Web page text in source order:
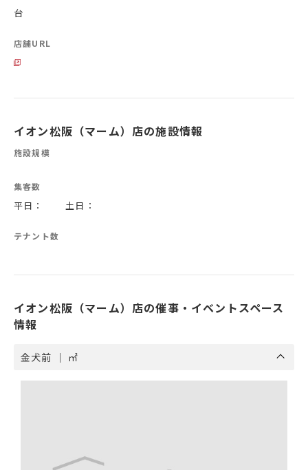
台
店舗URL
イオン松阪（マーム）店の施設情報
施設規模
集客数
平日： 土日：
テナント数
イオン松阪（マーム）店の催事・イベントスペース
情報
金犬前 ｜ ㎡